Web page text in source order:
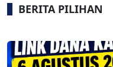
BERITA PILIHAN